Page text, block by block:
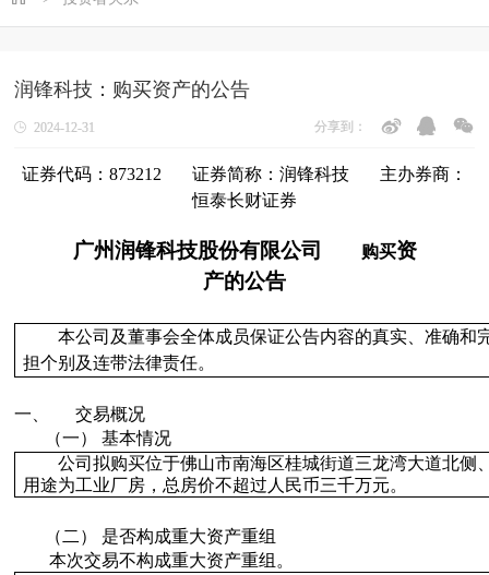
润锋科技：购买资产的公告
2024-12-31 分享到：
证券代码： 873212 证券简称： 润锋科技
主办券商：
恒泰长财证券
广州润锋科技股份有限公司 购买资
产的公告
本公司及董事会全体成员保证公告内容的真实、准确
担个别及连带法律责任。
一、 交易概况
（一）
基本情况
公司拟购买位于佛山市南海区桂城街道三龙湾大道北侧
用途为工业厂房，总房价不超过人民币三千万元。
（二）
是否构成重大资产重组
本次交易不构成重大资产重组。